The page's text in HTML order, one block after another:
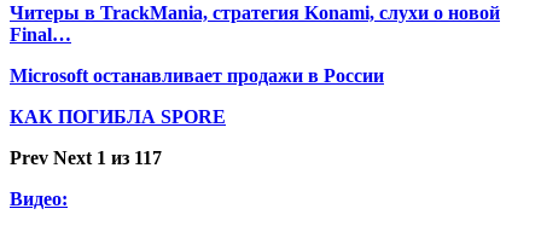
Читеры в TrackMania, стратегия Konami, слухи о новой
Final…
Microsoft останавливает продажи в России
КАК ПОГИБЛА SPORE
Prev Next 1 из 117
Видео: